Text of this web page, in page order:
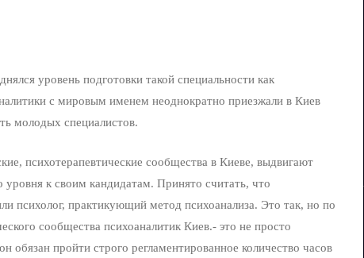
уровень подготовки такой специальности как
с мировым именем неоднократно приезжали в Киев
молодых специалистов.
психотерапевтические сообщества в Киеве, выдвигают
уровня к своим кандидатам. Принято считать, что
психолог, практикующий метод психоанализа. Это так, но по
сообщества психоаналитик Киев.- это не просто
обязан пройти строго регламентированное количество часов